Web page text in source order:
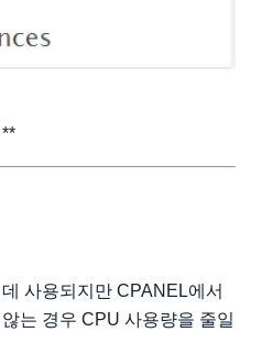
사용되지만 CPANEL에서
는 경우 CPU 사용량을 줄일